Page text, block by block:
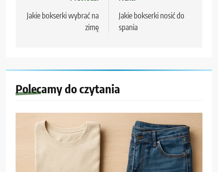
wpisu
Jakie bokserki wybrać na
zimę
Jakie bokserki nosić do
spania
Polecamy do czytania